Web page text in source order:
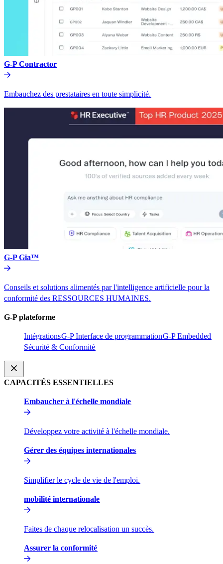
G-P Contractor​​
Embauchez des prestataires en toute simplicité.​​
G-P Gia™​​
Conseils et solutions alimentés par l'intelligence artificielle pour la
conformité des RESSOURCES HUMAINES.​​
G-P plateforme​​
Intégrations​​G-P Interface de programmation​​G-P Embedded​​
Sécurité & Conformité​​
CAPACITÉS ESSENTIELLES​​
Embaucher à l'échelle mondiale​​
Développez votre activité à l'échelle mondiale.​​
Gérer des équipes internationales​​
Simplifier le cycle de vie de l'emploi.​​
mobilité internationale​​
Faites de chaque relocalisation un succès.​​
Assurer la conformité​​